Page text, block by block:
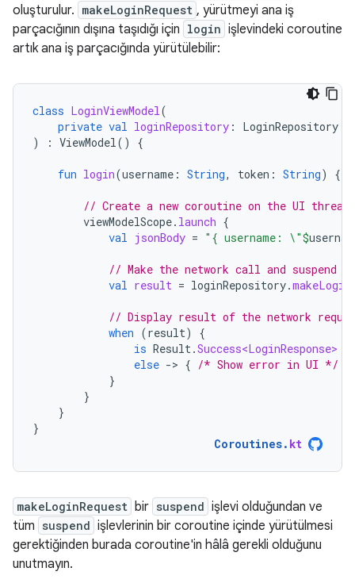
oluşturulur. makeLoginRequest , yürütmeyi ana iş
parçacığının dışına taşıdığı için login işlevindeki coroutine
artık ana iş parçacığında yürütülebilir:
class LoginViewModel(
private val loginRepository :
LoginRepository
)
: ViewModel() {
fun login(username : String, token : String) {
// Create a new coroutine on the UI thread
viewModelScope. launch {
val jsonBody = "{ username: \"$
// Make the network call and
val result = loginRepository.
// Display result of the network
when (result)
{
is Result.Success<LoginResponse>
else -> { /* Show error in UI */
}
}
}
}
Coroutines. kt
makeLoginRequest bir suspend işlevi olduğundan ve
tüm suspend işlevlerinin bir coroutine içinde yürütülmesi
gerektiğinden burada coroutine'in hâlâ gerekli olduğunu
unutmayın.